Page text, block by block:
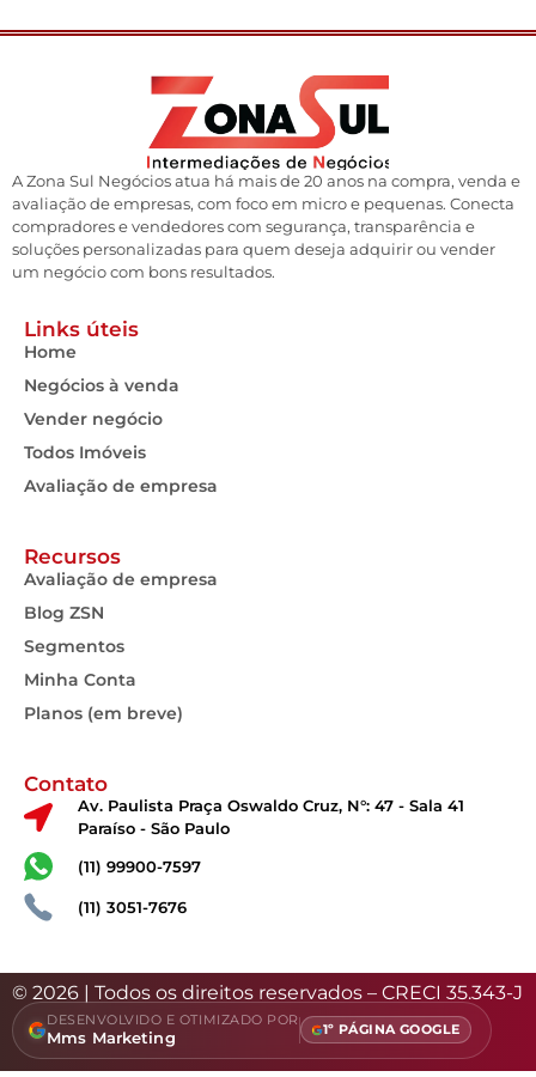
A Zona Sul Negócios atua há mais de 20 anos na compra, venda e
avaliação de empresas, com foco em micro e pequenas. Conecta
compradores e vendedores com segurança, transparência e
soluções personalizadas para quem deseja adquirir ou vender
um negócio com bons resultados.
Links úteis
Home
Negócios à venda
Vender negócio
Todos Imóveis
Avaliação de empresa
Recursos
Avaliação de empresa
Blog ZSN
Segmentos
Minha Conta
Planos (em breve)
Contato
Av. Paulista Praça Oswaldo Cruz, N°: 47 - Sala 41
Paraíso - São Paulo
(11) 99900-7597
(11) 3051-7676
© 2026 | Todos os direitos reservados – CRECI 35.343-J
DESENVOLVIDO E OTIMIZADO POR
Mms Marketing 1º PÁGINA GOOGLE